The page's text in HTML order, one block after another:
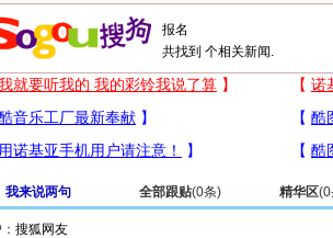
共找到 个相关新闻.
我来说两句 全部跟贴(0条) 精华区(0